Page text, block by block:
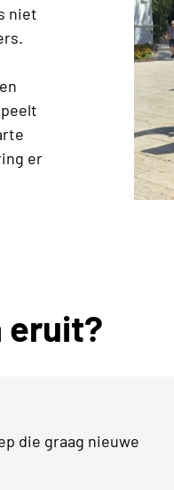
niet
er
eruit?
die graag nieuwe